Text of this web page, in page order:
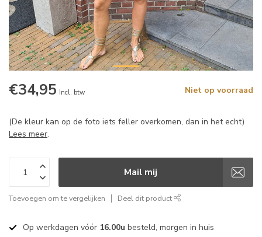
€34,95 Incl. btw Niet op voorraad
(De kleur kan op de foto iets feller overkomen, dan in het echt)
Lees meer.
Mail mij
Toevoegen om te vergelijken Deel dit product
Op werkdagen vóór 16.00u besteld, morgen in huis